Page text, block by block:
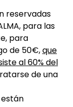
reservadas
para las
para
de 50€,que
al 60% del
de una